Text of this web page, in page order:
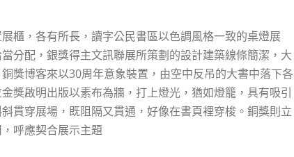
櫃，各有所長，讀字公民書區以色調風格一致的桌燈展
分配，銀獎得主文訊聯展所策劃的設計建築線條簡潔，大
獎博客來以30周年意象裝置，由空中反吊的大書中落下各
獎啟明出版以素布為牆，打上燈光，猶如燈籠，具有吸引
貫穿展場，既阻隔又貫通，好像在書頁裡穿梭。銅獎則立
呼應契合展示主題